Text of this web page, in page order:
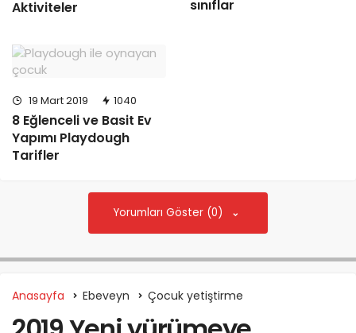
Aktiviteler sınıflar
19 Mart 2019 1040
8 Eğlenceli ve Basit Ev
Yapımı Playdough
Tarifler
Yorumları Göster (0)
Anasayfa Ebeveyn Çocuk yetiştirme